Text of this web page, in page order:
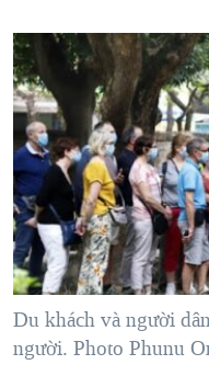
Du khách và người
người. Photo Phunu